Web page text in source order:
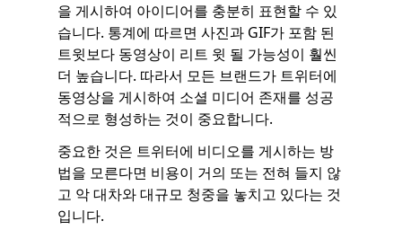
을 게시하여 아이디어를 충분히 표현할 수 있
습니다. 통계에 따르면 사진과 GIF가 포함 된
트윗보다 동영상이 리트 윗 될 가능성이 훨씬
더 높습니다. 따라서 모든 브랜드가 트위터에
동영상을 게시하여 소셜 미디어 존재를 성공
적으로 형성하는 것이 중요합니다.
중요한 것은 트위터에 비디오를 게시하는 방
법을 모른다면 비용이 거의 또는 전혀 들지 않
고 악 대차와 대규모 청중을 놓치고 있다는 것
입니다.